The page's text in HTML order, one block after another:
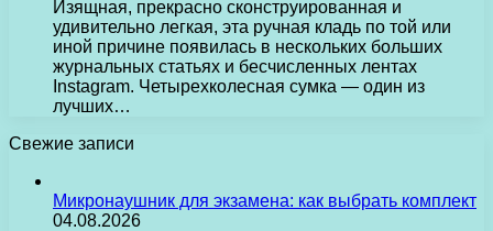
Изящная, прекрасно сконструированная и
удивительно легкая, эта ручная кладь по той или
иной причине появилась в нескольких больших
журнальных статьях и бесчисленных лентах
Instagram. Четырехколесная сумка — один из
лучших…
Свежие записи
Микронаушник для экзамена: как выбрать комплект
04.08.2026